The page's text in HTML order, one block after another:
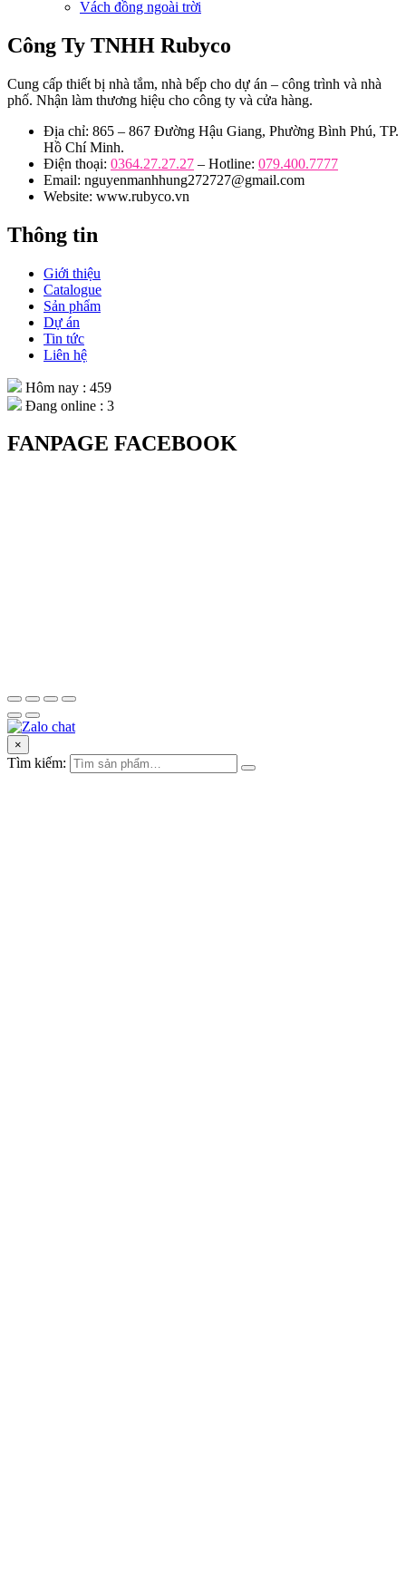
Vách đồng ngoài trời
Công Ty TNHH Rubyco
Cung cấp thiết bị nhà tắm, nhà bếp cho dự án – công trình và nhà
phố. Nhận làm thương hiệu cho công ty và cửa hàng.
Địa chỉ: 865 – 867 Đường Hậu Giang, Phường Bình Phú, TP.
Hồ Chí Minh.
Điện thoại: 0364.27.27.27 – Hotline: 079.400.7777
Email: nguyenmanhhung272727@gmail.com
Website: www.rubyco.vn
Thông tin
Giới thiệu
Catalogue
Sản phẩm
Dự án
Tin tức
Liên hệ
Hôm nay : 459
Đang online : 3
FANPAGE FACEBOOK
×
Tìm kiếm: